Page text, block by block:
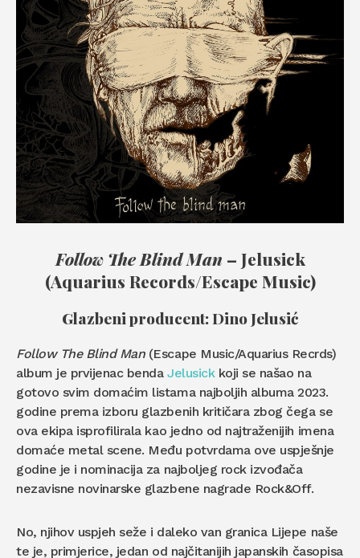
Follow The Blind Man – Jelusick
(Aquarius Records/Escape Music)
Glazbeni producent: Dino Jelusić
Follow The Blind Man(Escape Music/Aquarius Recrds)
album je prvijenac bendaJelusickkoji se našao na
gotovo svim domaćim listama najboljih albuma 2023.
godine prema izboru glazbenih kritičara zbog čega se
ova ekipa isprofilirala kao jedno od najtraženijih imena
domaće metal scene. Među potvrdama ove uspješnje
godine je i nominacija za najboljeg rock izvođača
nezavisne novinarske glazbene nagrade Rock&Off.
No, njihov uspjeh seže i daleko van granica Lijepe naše
te je, primjerice, jedan od najčitanijih japanskih časopisa